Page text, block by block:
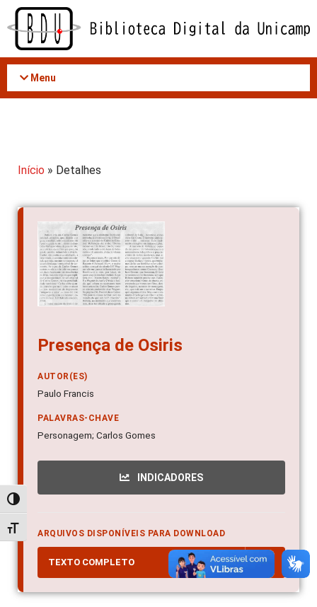
Acessar
conteúdo
Alternar alto contraste
Alternar tamanho da fonte
Menu
Início » Detalhes
Presença de Osiris
AUTOR(ES)
Paulo Francis
PALAVRAS-CHAVE
Personagem; Carlos Gomes
INDICADORES
ARQUIVOS DISPONÍVEIS PARA DOWNLOAD
TEXTO COMPLETO PDF